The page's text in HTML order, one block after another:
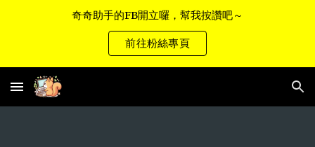
奇奇助手的FB開立囉，幫我按讚吧～
前往粉絲專頁